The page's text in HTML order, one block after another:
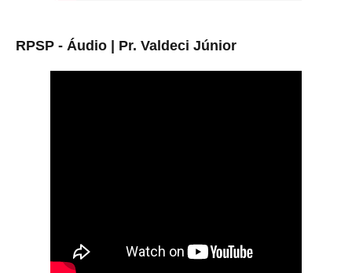
RPSP - Áudio | Pr. Valdeci Júnior